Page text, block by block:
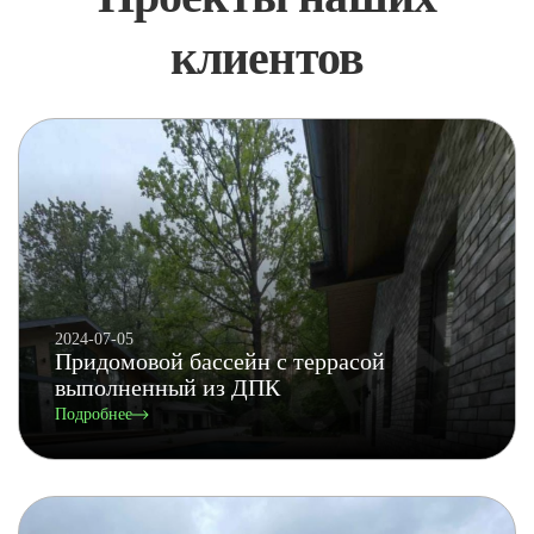
клиентов
2024-07-05
Придомовой бассейн с террасой
выполненный из ДПК
Подробнее